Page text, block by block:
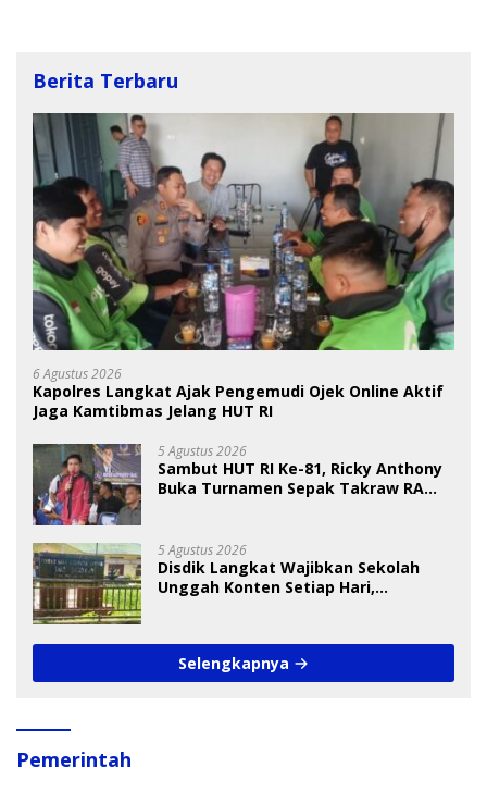
Berita Terbaru
6 Agustus 2026
Kapolres Langkat Ajak Pengemudi Ojek Online Aktif
Jaga Kamtibmas Jelang HUT RI
5 Agustus 2026
Sambut HUT RI Ke-81, Ricky Anthony
Buka Turnamen Sepak Takraw RA
5 Agustus 2026
Disdik Langkat Wajibkan Sekolah
Unggah Konten Setiap Hari,
Selengkapnya
Pemerintah